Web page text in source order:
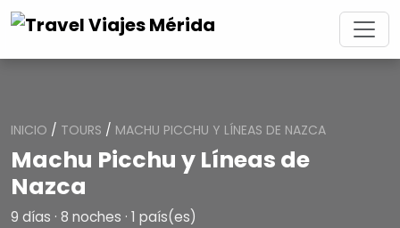
INICIO / TOURS / MACHU PICCHU Y LÍNEAS DE NAZCA
Machu Picchu y Líneas de
Nazca
9 días · 8 noches · 1 país(es)